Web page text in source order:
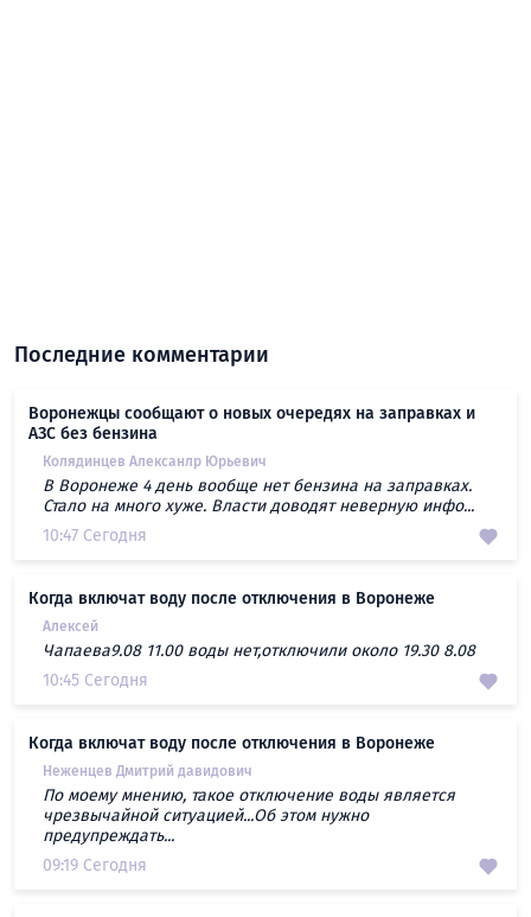
Последние комментарии
Воронежцы сообщают о новых очередях на заправках и
АЗС без бензина
Колядинцев Алексанлр Юрьевич
В Воронеже 4 день вообще нет бензина на заправках.
Стало на много хуже. Власти доводят неверную инфо...
10:47 Сегодня
Когда включат воду после отключения в Воронеже
Алексей
Чапаева9.08 11.00 воды нет,отключили около 19.30 8.08
10:45 Сегодня
Когда включат воду после отключения в Воронеже
Неженцев Дмитрий давидович
По моему мнению, такое отключение воды является
чрезвычайной ситуацией...Об этом нужно
предупреждать...
09:19 Сегодня